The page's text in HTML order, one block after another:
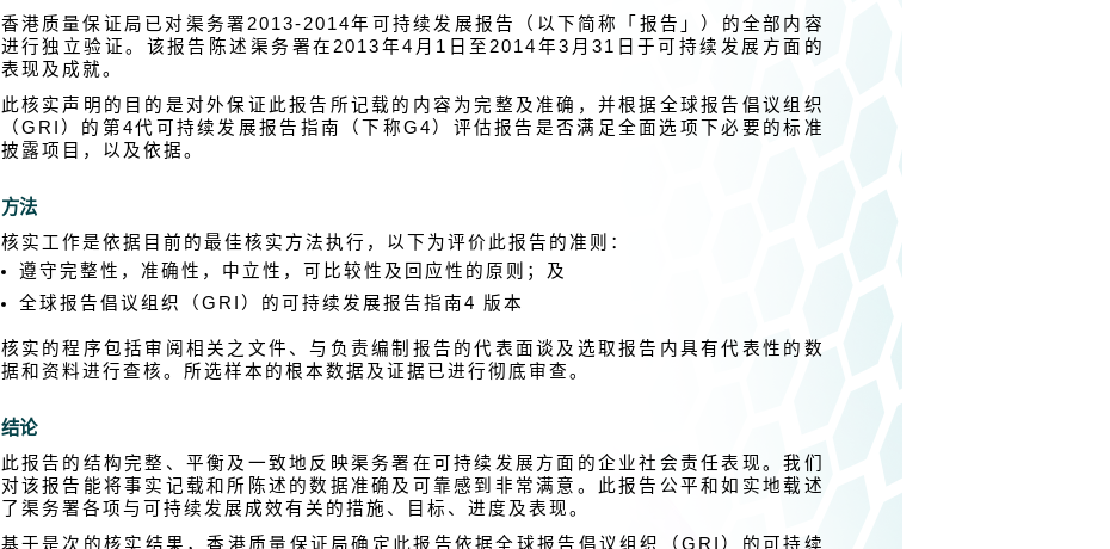
香港质量保证局已对渠务署2013-2014年可持续发展报告（以下简称「报告」）的全部内容
进行独立验证。该报告陈述渠务署在2013年4月1日至2014年3月31日于可持续发展方面的
表现及成就。
此核实声明的目的是对外保证此报告所记载的内容为完整及准确，并根据全球报告倡议组织
（GRI）的第4代可持续发展报告指南（下称G4）评估报告是否满足全面选项下必要的标准
披露项目，以及依据。
方法
核实工作是依据目前的最佳核实方法执行，以下为评价此报告的准则：
遵守完整性，准确性，中立性，可比较性及回应性的原则；及
全球报告倡议组织（GRI）的可持续发展报告指南4 版本
核实的程序包括审阅相关之文件、与负责编制报告的代表面谈及选取报告内具有代表性的数
据和资料进行查核。所选样本的根本数据及证据已进行彻底审查。
结论
此报告的结构完整、平衡及一致地反映渠务署在可持续发展方面的企业社会责任表现。我们
对该报告能将事实记载和所陈述的数据准确及可靠感到非常满意。此报告公平和如实地载述
了渠务署各项与可持续发展成效有关的措施、目标、进度及表现。
基于是次的核实结果，香港质量保证局确定此报告依据全球报告倡议组织（GRI）的可持续